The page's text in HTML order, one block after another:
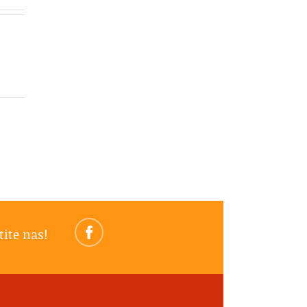
nas!